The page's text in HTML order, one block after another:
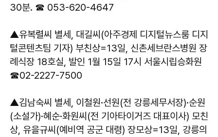
30분. ☎ 053-620-4647
▲유복렬씨 별세, 대길씨(아주경제 디지털뉴스룸 디지
털콘텐츠팀 기자) 부친상=13일, 신촌세브란스병원 장
례식장 18호실, 발인 1월 15일 17시 서울시립승화원
☎02-2227-7500
▲김남숙씨 별세, 이철원·선원(전 강릉세무서장)·순원
(소설가)·혜순·화원씨(전 기아타이거즈 대표이사) 모친
상, 유을규씨(예비역 공군 대령) 장모상=13일, 강릉의